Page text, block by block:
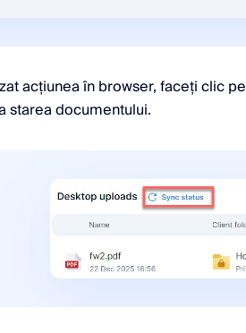
acțiunea în browser, faceți clic pe
starea documentului.